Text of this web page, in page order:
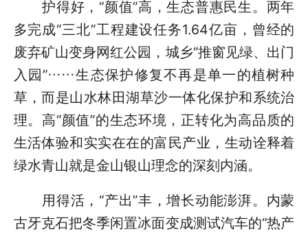
护得好，“颜值”高，生态普惠民生。两年
多完成“三北”工程建设任务1.64亿亩，曾经的
废弃矿山变身网红公园，城乡“推窗见绿、出门
入园”……生态保护修复不再是单一的植树种
草，而是山水林田湖草沙一体化保护和系统治
理。高“颜值”的生态环境，正转化为高品质的
生活体验和实实在在的富民产业，生动诠释着
绿水青山就是金山银山理念的深刻内涵。
用得活，“产出”丰，增长动能澎湃。内蒙
古牙克石把冬季闲置冰面变成测试汽车的“热产